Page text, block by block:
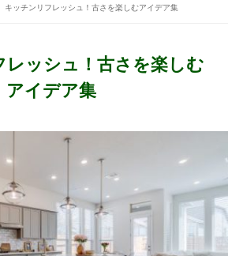
キッチンリフレッシュ！古さを楽しむアイデア集
レッシュ！古さを楽しむ
アイデア集